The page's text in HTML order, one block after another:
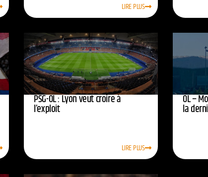
LIRE PLUS
PSG-OL : Lyon veut croire à
l’exploit
LIRE PLUS
OL –
la